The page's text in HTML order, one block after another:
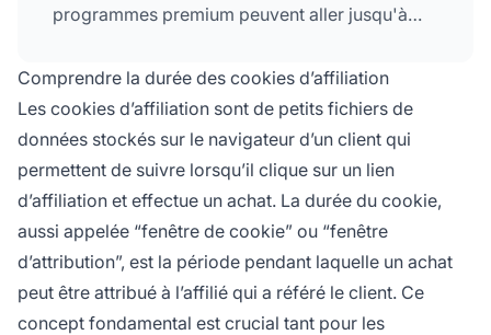
programmes premium peuvent aller jusqu'à
détermine combien de temps après avoir
cliqué sur un lien d'affiliation un client doit
effectuer un achat pour que l'affilié touche une
commission.
Comprendre la durée des cookies d’affiliation
Les cookies d’affiliation sont de petits fichiers de
données stockés sur le navigateur d’un client qui
permettent de suivre lorsqu’il clique sur un lien
d’affiliation et effectue un achat. La durée du cookie,
aussi appelée “fenêtre de cookie” ou “fenêtre
d’attribution”, est la période pendant laquelle un achat
peut être attribué à l’affilié qui a référé le client. Ce
concept fondamental est crucial tant pour les